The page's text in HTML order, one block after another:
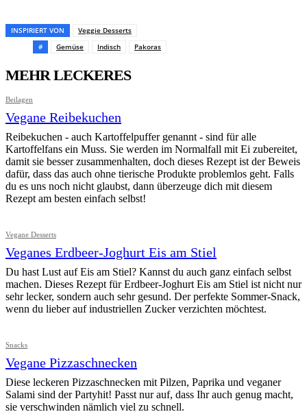
INSPIRIERT VON
Veggie Desserts
#
Gemüse Indisch Pakoras
MEHR LECKERES
Beilagen
Vegane Reibekuchen
Reibekuchen - auch Kartoffelpuffer genannt - sind für alle
Kartoffelfans ein Muss. Sie werden im Normalfall mit Ei zubereitet,
damit sie besser zusammenhalten, doch dieses Rezept ist der Beweis
dafür, dass das auch ohne tierische Produkte problemlos geht. Falls
du es uns noch nicht glaubst, dann überzeuge dich mit diesem
Rezept am besten einfach selbst!
Vegane Desserts
Veganes Erdbeer-Joghurt Eis am Stiel
Du hast Lust auf Eis am Stiel? Kannst du auch ganz einfach selbst
machen. Dieses Rezept für Erdbeer-Joghurt Eis am Stiel ist nicht nur
sehr lecker, sondern auch sehr gesund. Der perfekte Sommer-Snack,
wenn du lieber auf industriellen Zucker verzichten möchtest.
Snacks
Vegane Pizzaschnecken
Diese leckeren Pizzaschnecken mit Pilzen, Paprika und veganer
Salami sind der Partyhit! Passt nur auf, dass Ihr auch genug macht,
sie verschwinden nämlich viel zu schnell.